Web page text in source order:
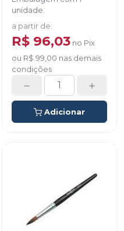
unidade.
a partir de:
R$ 96,03 no Pix
ou R$ 99,00 nas demais
condições
Adicionar